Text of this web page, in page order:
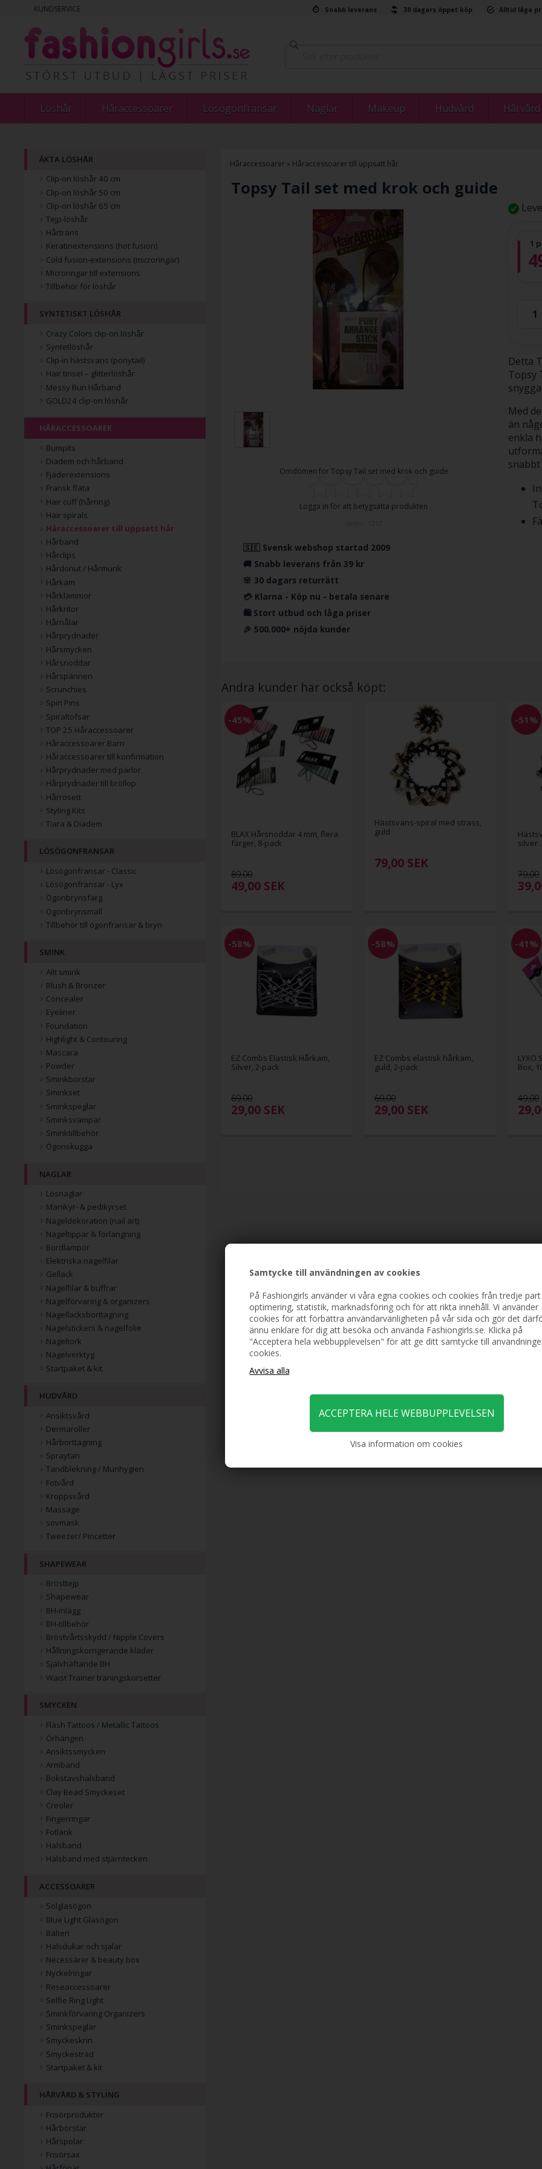
Samtycke till användningen av cookies
På Fashiongirls använder vi våra egna cookies och cookies från tredje
optimering, statistik, marknadsföring och för att rikta innehåll. Vi använder
cookies för att förbättra användarvänligheten på vår sida och gör det
ännu enklare för dig att besöka och använda Fashiongirls.se. Klicka på
"Acceptera hela webbupplevelsen" för att ge ditt samtycke till
cookies.
Visa information om cookies
KUNDSERVICE Snabb leverans 30 dagars öppet köp Alltid låga
Löshår Håraccessoarer Lösögonfransar Naglar Makeup Hudvård Hårvård
Håraccessoarer » Håraccessoarer till uppsatt hår
Topsy Tail set med krok och guide
Omdömen för Topsy Tail set med krok och guide
Logga in för att betygsätta produkten
🇸🇪 Svensk webshop startad 2009
🚚 Snabb leverans från 39 kr
🌸 30 dagars returrätt
💳 Klarna - Köp nu - betala senare
🛍️ Stort utbud och låga priser
🎉 500.000+ nöjda kunder
1
Detta
Topsy
Med
än
enkla
Andra kunder har också köpt:
-45%
BLAX Hårsnoddar 4 mm, flera
färger, 8-pack
89,00
49,00 SEK
Hästsvans-spiral med strass,
guld
79,00 SEK
-51%
silver
79,00
-58%
EZ Combs Elastisk Hårkam,
Silver, 2-pack
69,00
29,00 SEK
-58%
EZ Combs elastisk hårkam,
guld, 2-pack
69,00
29,00 SEK
-41%
LYXO
Box,
49,00
ÄKTA LÖSHÅR
Clip-on löshår 40 cm
Clip-on löshår 50 cm
Clip-on löshår 65 cm
Tejp-löshår
Hårträns
Keratinextensions (hot fusion)
Cold fusion-extensions (microringar)
Microringar till extensions
Tillbehör för löshår
SYNTETISKT LÖSHÅR
Crazy Colors clip-on löshår
Syntetlöshår
Clip-in hästsvans (ponytail)
Hair tinsel – glitterlöshår
Messy Bun Hårband
GOLD24 clip-on löshår
HÅRACCESSOARER
Bumpits
Diadem och hårband
Fjäderextensions
Fransk fläta
Hair cuff (hårring)
Hair spirals
Håraccessoarer till uppsatt hår
Hårband
Hårclips
Hårdonut / Hårmunk
Hårkam
Hårklämmor
Hårkritor
Hårnålar
Hårprydnader
Hårsmycken
Hårsnoddar
Hårspännen
Scrunchies
Spin Pins
Spiraltofsar
TOP 25 Håraccessoarer
Håraccessoarer Barn
Håraccessoarer till konfirmation
Hårprydnader med pärlor
Hårprydnader till bröllop
Hårrosett
Styling Kits
Tiara & Diadem
LÖSÖGONFRANSAR
Lösögonfransar - Classic
Lösögonfransar - Lyx
Ögonbrynsfärg
Ögonbrynsmall
Tillbehör till ögonfransar & bryn
SMINK
Allt smink
Blush & Bronzer
Concealer
Eyeliner
Foundation
Highlight & Contouring
Mascara
Powder
Sminkborstar
Sminkset
Sminkspeglar
Sminksvampar
Sminktillbehör
Ögonskugga
NAGLAR
Lösnaglar
Manikyr- & pedikyrset
Nageldekoration (nail art)
Nageltippar & förlängning
Bordlampor
Elektriska nagelfilar
Gellack
Nagelfilar & buffrar
Nagelförvaring & organizers
Nagellacksborttagning
Nagelstickers & nagelfolie
Nageltork
Nagelverktyg
Startpaket & kit
HUDVÅRD
Ansiktsvård
Dermaroller
Hårborttagning
Spraytan
Tandblekning / Munhygien
Fotvård
Kroppsvård
Massage
sovmask
Tweezer/ Pincetter
SHAPEWEAR
Brösttejp
Shapewear
BH-inlägg
BH-tillbehör
Bröstvårtsskydd / Nipple Covers
Hållningskorrigerande kläder
Självhäftande BH
Waist Trainer träningskorsetter
SMYCKEN
Flash Tattoos / Metallic Tattoos
Örhängen
Ansiktssmycken
Armband
Bokstavshalsband
Clay Bead Smyckeset
Creoler
Fingerringar
Fotlänk
Halsband
Halsband med stjärntecken
ACCESSOARER
Solglasögon
Blue Light Glasögon
Bälten
Halsdukar och sjalar
Necessärer & beauty box
Nyckelringar
Reseaccessoarer
Selfie Ring Light
Sminkförvaring Organizers
Sminkspeglar
Smyckeskrin
Smyckesträd
Startpaket & kit
HÅRVÅRD & STYLING
Frisörprodukter
Hårborstar
Hårspolar
Frisörsax